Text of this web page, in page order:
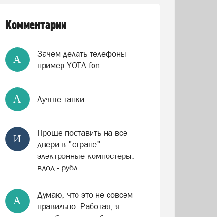
Комментарии
А
Зачем делать телефоны
пример YOTA fon
А Лучше танки
И
Проще поставить на все
двери в "стране"
электронные компостеры:
вдод - рубл...
А
Думаю, что это не совсем
правильно. Работая, я